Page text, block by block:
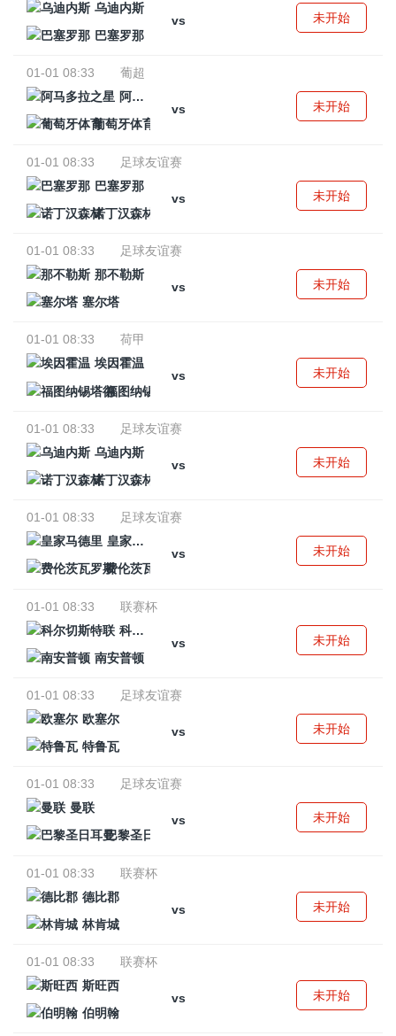
乌迪内斯
vs
巴塞罗那
未开始
01-01 08:33
葡超
阿马多拉之星
vs
葡萄牙体育
未开始
01-01 08:33
足球友谊赛
巴塞罗那
vs
诺丁汉森林
未开始
01-01 08:33
足球友谊赛
那不勒斯
vs
塞尔塔
未开始
01-01 08:33
荷甲
埃因霍温
vs
福图纳锡塔德
未开始
01-01 08:33
足球友谊赛
乌迪内斯
vs
诺丁汉森林
未开始
01-01 08:33
足球友谊赛
皇家马德里
vs
费伦茨瓦罗斯
未开始
01-01 08:33
联赛杯
科尔切斯特联
vs
南安普顿
未开始
01-01 08:33
足球友谊赛
欧塞尔
vs
特鲁瓦
未开始
01-01 08:33
足球友谊赛
曼联
vs
巴黎圣日耳曼
未开始
01-01 08:33
联赛杯
德比郡
vs
林肯城
未开始
01-01 08:33
联赛杯
斯旺西
vs
伯明翰
未开始